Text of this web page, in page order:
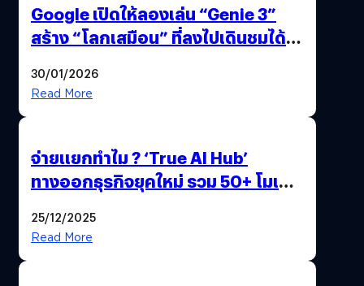
Google เปิดให้ลองเล่น “Genie 3”
สร้าง “โลกเสมือน” ที่ลงไปเดินชมได้
30/01/2026
Read More
จ่ายแยกทำไม ? ‘True AI Hub’
ทางออกธุรกิจยุคใหม่ รวม 50+ โมเดล
25/12/2025
Read More